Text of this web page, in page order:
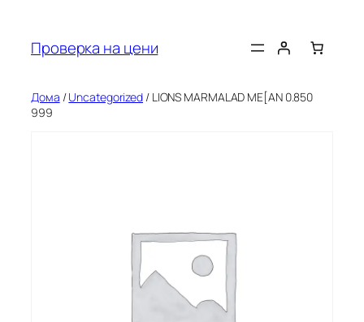
содржината
Проверка на цени
Дома /Uncategorized / LIONS MARMALAD ME[AN 0.850
999